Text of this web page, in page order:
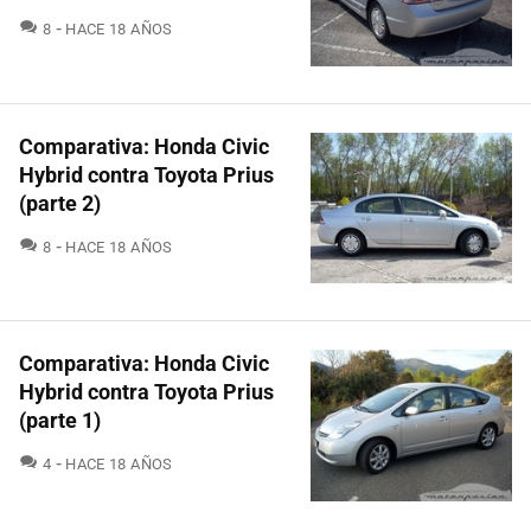
8 COMENTARIOS
HACE 18 AÑOS
Comparativa: Honda Civic
Hybrid contra Toyota Prius
(parte 2)
8 COMENTARIOS
HACE 18 AÑOS
Comparativa: Honda Civic
Hybrid contra Toyota Prius
(parte 1)
4 COMENTARIOS
HACE 18 AÑOS